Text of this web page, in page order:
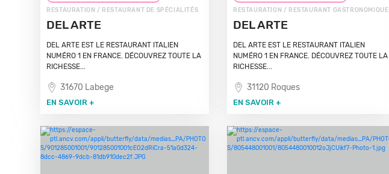
RESTAURATION / RESTAURANT DE SPÉCIALITÉS
DEL ARTE
DEL ARTE EST LE RESTAURANT ITALIEN
NUMÉRO 1 EN FRANCE. DÉCOUVREZ TOUTE LA
RICHESSE...
31670 Labege
EN SAVOIR +
RESTAURATION / RESTAURANT GASTRONOMIQUE
DEL ARTE
DEL ARTE EST LE RESTAURANT ITALIEN
NUMÉRO 1 EN FRANCE. DÉCOUVREZ TOUTE LA
RICHESSE...
31120 Roques
EN SAVOIR +